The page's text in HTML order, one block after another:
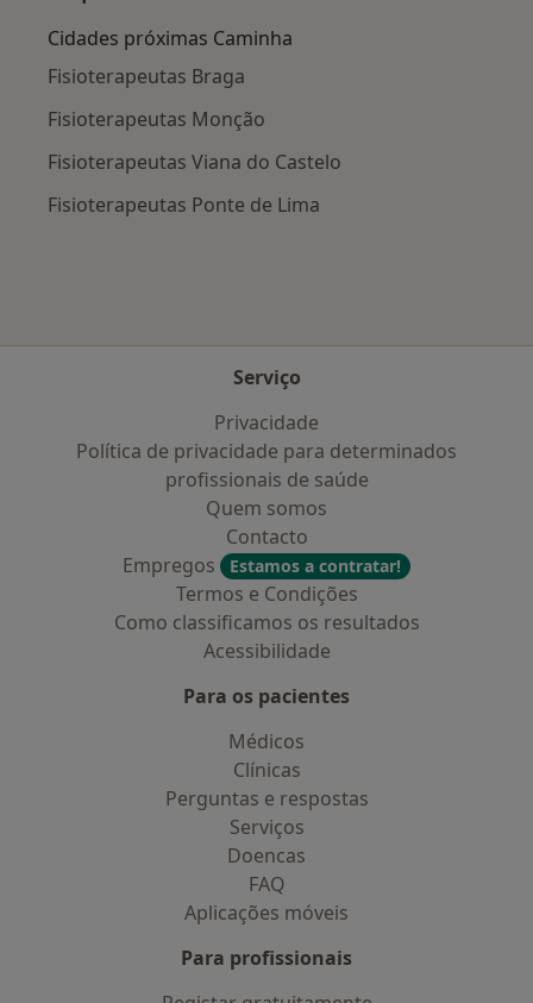
Cidades próximas Caminha
Fisioterapeutas Braga
Fisioterapeutas Monção
Fisioterapeutas Viana do Castelo
Fisioterapeutas Ponte de Lima
Serviço
Privacidade
Política de privacidade para determinados
profissionais de saúde
Quem somos
Contacto
Empregos
Estamos a contratar!
Termos e Condições
Como classificamos os resultados
Acessibilidade
Para os pacientes
Médicos
Clínicas
Perguntas e respostas
Serviços
Doencas
FAQ
Aplicações móveis
Para profissionais